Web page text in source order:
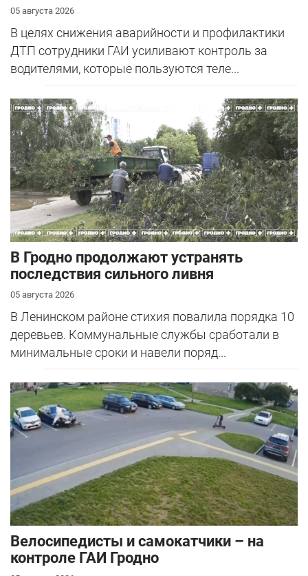
05 августа 2026
В целях снижения аварийности и профилактики
ДТП сотрудники ГАИ усиливают контроль за
водителями, которые пользуются теле...
В Гродно продолжают устранять
последствия сильного ливня
05 августа 2026
В Ленинском районе стихия повалила порядка 10
деревьев. Коммунальные службы сработали в
минимальные сроки и навели поряд...
Велосипедисты и самокатчики – на
контроле ГАИ Гродно